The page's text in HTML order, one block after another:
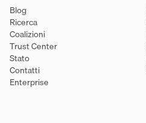
Blog
Ricerca
Coalizioni
Trust Center
Stato
Contatti
Enterprise